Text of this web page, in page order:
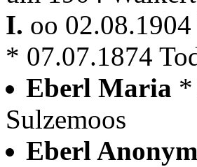
I. oo
* 07.07.1874
Eberl Maria *
Sulzemoos
Eberl